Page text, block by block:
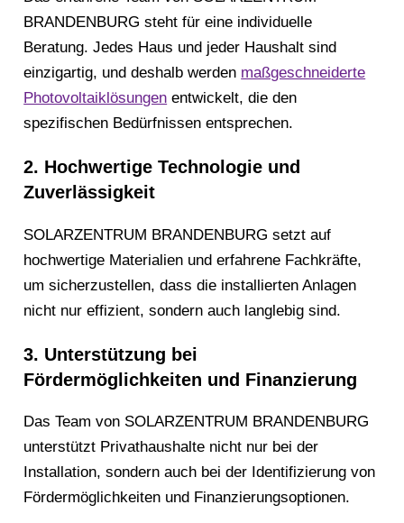
BRANDENBURG steht für eine individuelle
Beratung. Jedes Haus und jeder Haushalt sind
einzigartig, und deshalb werden maßgeschneiderte
Photovoltaiklösungen entwickelt, die den
spezifischen Bedürfnissen entsprechen.
2. Hochwertige Technologie und
Zuverlässigkeit
SOLARZENTRUM BRANDENBURG setzt auf
hochwertige Materialien und erfahrene Fachkräfte,
um sicherzustellen, dass die installierten Anlagen
nicht nur effizient, sondern auch langlebig sind.
3. Unterstützung bei
Fördermöglichkeiten und Finanzierung
Das Team von SOLARZENTRUM BRANDENBURG
unterstützt Privathaushalte nicht nur bei der
Installation, sondern auch bei der Identifizierung von
Fördermöglichkeiten und Finanzierungsoptionen.